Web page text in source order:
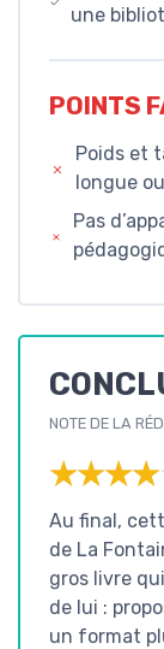
une
POINTS
Poids et
longue
Pas
NOTE DE LA
Au final,
de La
gros livre
de lui :
un format